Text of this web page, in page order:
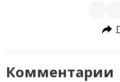
Комментарии